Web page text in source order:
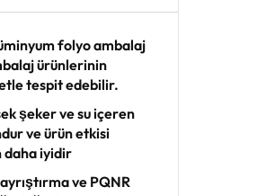
folyo ambalaj
ürünlerinin
tespit edebilir.
şeker ve su içeren
ve ürün etkisi
daha iyidir
ve PQNR